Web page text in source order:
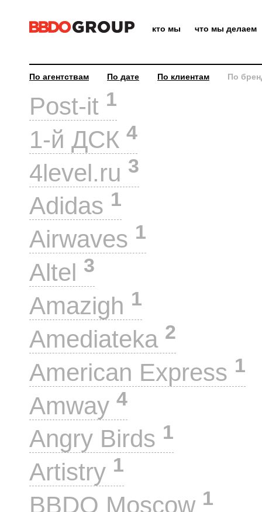
кто мы что мы делаем
По агентствам По дате По клиентам По
Post-it 1
1-й ДСК 4
4level.ru 3
Adidas 1
Airwaves 1
Altel 3
Amazigh 1
Amediateka 2
American Express 1
Amway 4
Angry Birds 1
Artistry 1
BBDO Moscow 1